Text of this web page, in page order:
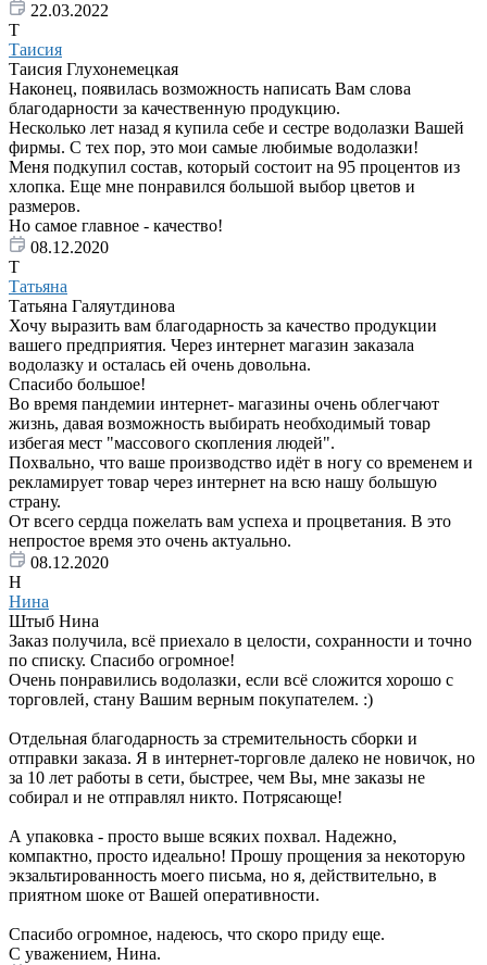
22.03.2022
Т
Таисия
Таисия Глухонемецкая
Наконец, появилась возможность написать Вам слова
благодарности за качественную продукцию.
Несколько лет назад я купила себе и сестре водолазки Вашей
фирмы. С тех пор, это мои самые любимые водолазки!
Меня подкупил состав, который состоит на 95 процентов из
хлопка. Еще мне понравился большой выбор цветов и
размеров.
Но самое главное - качество!
08.12.2020
Т
Татьяна
Татьяна Галяутдинова
Хочу выразить вам благодарность за качество продукции
вашего предприятия. Через интернет магазин заказала
водолазку и осталась ей очень довольна.
Спасибо большое!
Во время пандемии интернет- магазины очень облегчают
жизнь, давая возможность выбирать необходимый товар
избегая мест "массового скопления людей".
Похвально, что ваше производство идёт в ногу со временем и
рекламирует товар через интернет на всю нашу большую
страну.
От всего сердца пожелать вам успеха и процветания. В это
непростое время это очень актуально.
08.12.2020
Н
Нина
Штыб Нина
Заказ получила, всё приехало в целости, сохранности и точно
по списку. Спасибо огромное!
Очень понравились водолазки, если всё сложится хорошо с
торговлей, стану Вашим верным покупателем. :)
Отдельная благодарность за стремительность сборки и
отправки заказа. Я в интернет-торговле далеко не новичок, но
за 10 лет работы в сети, быстрее, чем Вы, мне заказы не
собирал и не отправлял никто. Потрясающе!
А упаковка - просто выше всяких похвал. Надежно,
компактно, просто идеально! Прошу прощения за некоторую
экзальтированность моего письма, но я, действительно, в
приятном шоке от Вашей оперативности.
Спасибо огромное, надеюсь, что скоро приду еще.
С уважением, Нина.